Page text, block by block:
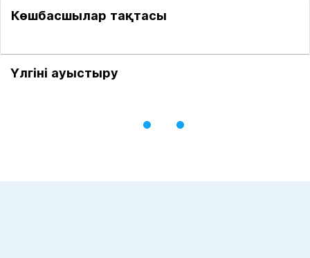
Көшбасшылар тақтасы
Үлгіні ауыстыру